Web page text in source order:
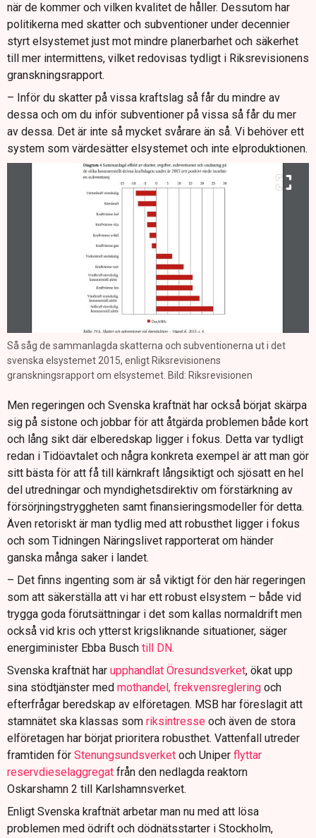
när de kommer och vilken kvalitet de håller. Dessutom har
politikerna med skatter och subventioner under decennier
styrt elsystemet just mot mindre planerbarhet och säkerhet
till mer intermittens, vilket redovisas tydligt i Riksrevisionens
granskningsrapport.
– Inför du skatter på vissa kraftslag så får du mindre av
dessa och om du inför subventioner på vissa så får du mer
av dessa. Det är inte så mycket svårare än så. Vi behöver ett
system som värdesätter elsystemet och inte elproduktionen.
Så såg de sammanlagda skatterna och subventionerna ut i det
svenska elsystemet 2015, enligt Riksrevisionens
granskningsrapport om elsystemet. Bild: Riksrevisionen
Men regeringen och Svenska kraftnät har också börjat skärpa
sig på sistone och jobbar för att åtgärda problemen både kort
och lång sikt där elberedskap ligger i fokus. Detta var tydligt
redan i Tidöavtalet och några konkreta exempel är att man gör
sitt bästa för att få till kärnkraft långsiktigt och sjösatt en hel
del utredningar och myndighetsdirektiv om förstärkning av
försörjningstryggheten samt finansieringsmodeller för detta.
Även retoriskt är man tydlig med att robusthet ligger i fokus
och som Tidningen Näringslivet rapporterat om händer
ganska många saker i landet.
– Det finns ingenting som är så viktigt för den här regeringen
som att säkerställa att vi har ett robust elsystem – både vid
trygga goda förutsättningar i det som kallas normaldrift men
också vid kris och ytterst krigsliknande situationer, säger
energiminister Ebba Busch till DN.
Svenska kraftnät har upphandlat Öresundsverket, ökat upp
sina stödtjänster med mothandel, frekvensreglering och
efterfrågar beredskap av elföretagen. MSB har föreslagit att
stamnätet ska klassas som riksintresse och även de stora
elföretagen har börjat prioritera robusthet. Vattenfall utreder
framtiden för Stenungsundsverket och Uniper flyttar
reservdieselaggregat från den nedlagda reaktorn
Oskarshamn 2 till Karlshamnsverket.
Enligt Svenska kraftnät arbetar man nu med att lösa
problemen med ödrift och dödnätsstarter i Stockholm,